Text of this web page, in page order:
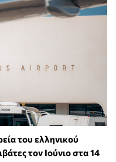
του ελληνικού
τον Ιούνιο στα 14